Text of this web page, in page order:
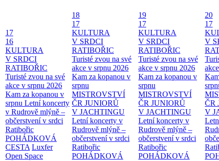
17
16
KULTURA
V SRDCI
RATIBOŘIC
Turisté zvou na své
akce v srpnu 2026
Kam za kopanou v
srpnu Letní koncerty
v Rudrově mlýně –
občerstvení v srdci
Ratibořic
POHÁDKOVÁ
CESTA Luxfer
Open Space
18
17
KULTURA
V SRDCI
RATIBOŘIC
Turisté zvou na své
akce v srpnu 2026
Kam za kopanou v
srpnu
MISTROVSTVÍ
ČR JUNIORŮ
V JACHTINGU
Letní koncerty v
Rudrově mlýně –
občerstvení v srdci
Ratibořic
POHÁDKOVÁ
19
17
KULTURA
V SRDCI
RATIBOŘIC
Turisté zvou na své
akce v srpnu 2026
Kam za kopanou v
srpnu
MISTROVSTVÍ
ČR JUNIORŮ
V JACHTINGU
Letní koncerty v
Rudrově mlýně –
občerstvení v srdci
Ratibořic
POHÁDKOVÁ
20
17
V
ČR
V